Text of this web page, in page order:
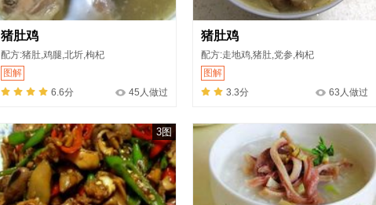
猪肚鸡
配方:猪肚,鸡腿,北圻,枸杞
图解
6.6分
45人做过
猪肚鸡
配方:走地鸡,猪肚,党参,枸杞
图解
3.3分
63人做过
3图